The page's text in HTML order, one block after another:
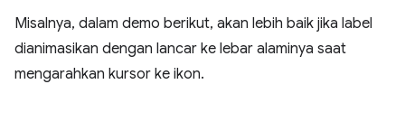
Misalnya, dalam demo berikut, akan lebih baik jika label
dianimasikan dengan lancar ke lebar alaminya saat
mengarahkan kursor ke ikon.